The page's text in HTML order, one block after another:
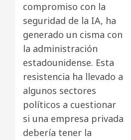
compromiso con la
seguridad de la IA, ha
generado un cisma con
la administración
estadounidense. Esta
resistencia ha llevado a
algunos sectores
políticos a cuestionar
si una empresa privada
debería tener la